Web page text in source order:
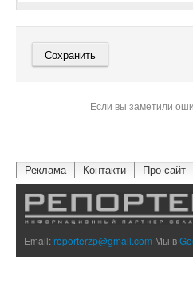
Если вы заметили
Реклама Контакти Про сайт
Email:reporterzp@gmail.com Мы в